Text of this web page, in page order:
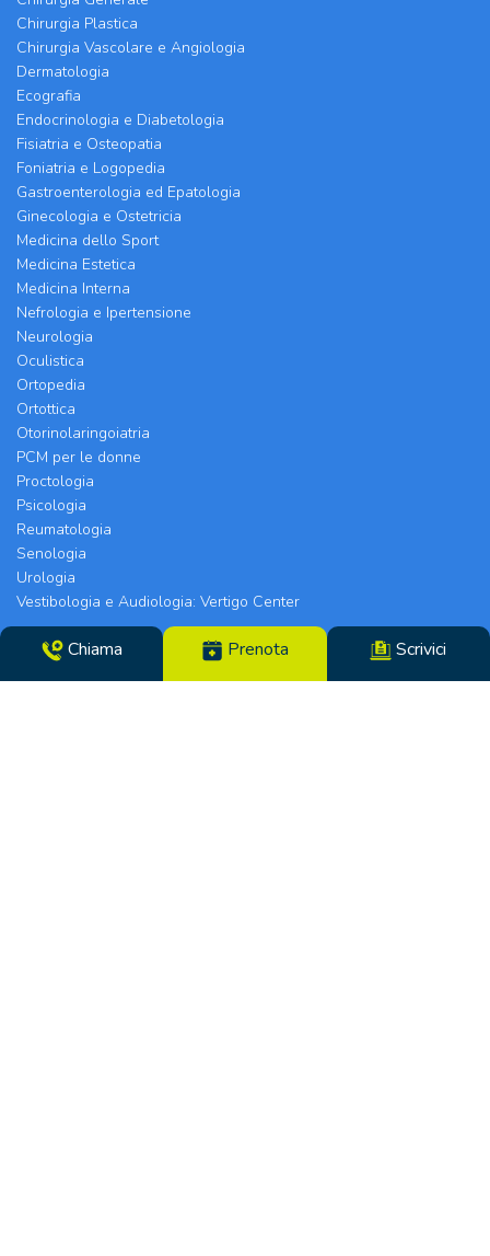
Chirurgia Plastica
Chirurgia Vascolare e Angiologia
Dermatologia
Ecografia
Endocrinologia e Diabetologia
Fisiatria e Osteopatia
Foniatria e Logopedia
Gastroenterologia ed Epatologia
Ginecologia e Ostetricia
Medicina dello Sport
Medicina Estetica
Medicina Interna
Nefrologia e Ipertensione
Neurologia
Oculistica
Ortopedia
Ortottica
Otorinolaringoiatria
PCM per le donne
Proctologia
Psicologia
Reumatologia
Senologia
Urologia
Vestibologia e Audiologia: Vertigo Center
Poliambulatorio Chirurgico Modenese srl | Sede
Legale e Chirurgia: Via Arquà, 5 | Eyecare Clinic,
Chiama Prenota Scrivici